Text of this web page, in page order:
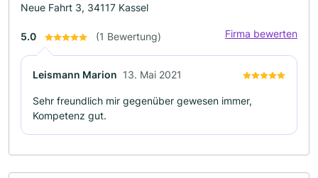
Neue Fahrt 3, 34117 Kassel
5.0 (1 Bewertung) Firma bewerten
Leismann Marion 13. Mai 2021
Sehr freundlich mir gegenüber gewesen immer,
Kompetenz gut.